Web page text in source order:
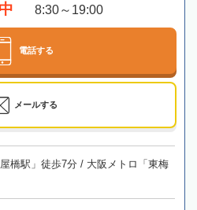
8:30～19:00
電話する
メールする
橋駅」徒歩7分 / 大阪メトロ「東梅